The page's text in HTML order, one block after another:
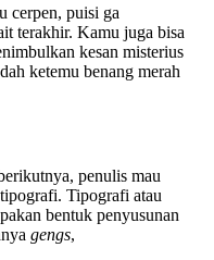
cerpen, puisi ga
terakhir. Kamu juga bisa
kesan misterius
ketemu benang merah
penulis mau
Tipografi atau
bentuk penyusunan
gengs,